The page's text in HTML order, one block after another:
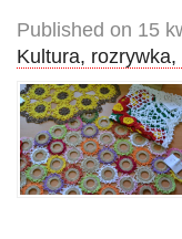
Published on 15
Kultura,